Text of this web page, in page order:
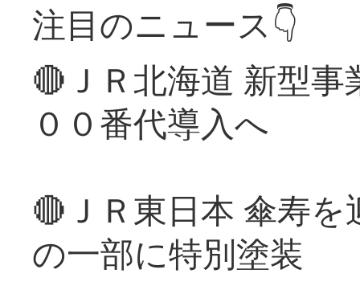
注目のニュース👇
🔴ＪＲ北海道 新型
００番代導入へ
🔴ＪＲ東日本 傘寿
の一部に特別塗装